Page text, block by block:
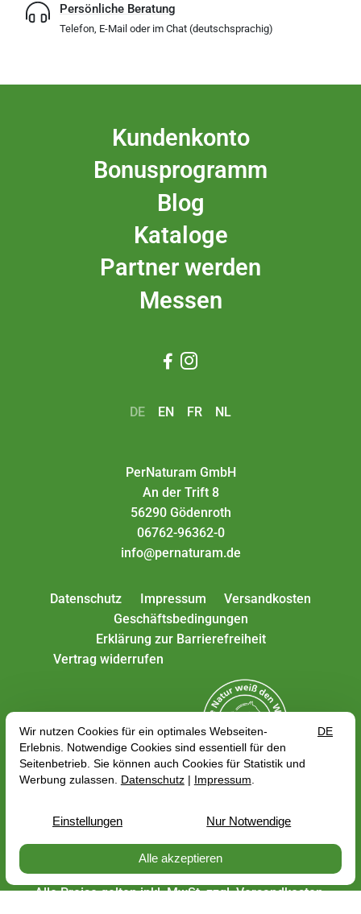
Persönliche Beratung
Telefon, E-Mail oder im Chat (deutschsprachig)
Kundenkonto
Bonusprogramm
Blog
Kataloge
Partner werden
Messen
 
DE EN FR NL
PerNaturam GmbH
An der Trift 8
56290 Gödenroth
06762-96362-0
info@pernaturam.de
Datenschutz Impressum
Versandkosten
Geschäftsbedingungen
Erklärung zur Barrierefreiheit
Vertrag widerrufen
Alle Preise gelten inkl. MwSt. zzgl.Versandkosten,